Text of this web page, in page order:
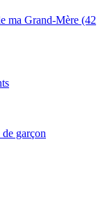
ma Grand-Mère (42
garçon